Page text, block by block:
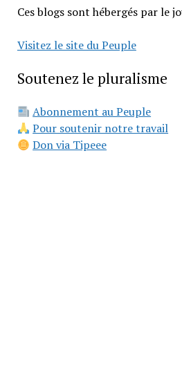
Ces blogs sont hébergés par le
Visitez le site du Peuple
Soutenez le pluralisme
Abonnement au Peuple
Pour soutenir notre travail
Don via Tipeee